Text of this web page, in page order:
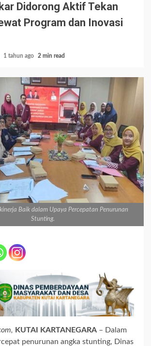
Didorong Aktif Tekan
Program dan Inovasi
1 tahun ago 2 min read
Baik dalam Upaya Percepatan Penurunan
Stunting.
KUTAI KARTANEGARA – Dalam
penurunan angka stunting, Dinas